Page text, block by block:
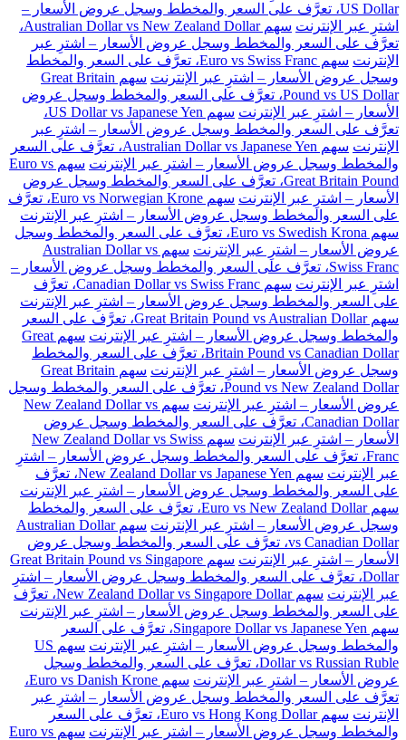
US Dollar، تعرَّف على السعر والمخطط وسجل عروض الأسعار –
اشترِ عبر الإنترنت
سهم Australian Dollar vs New Zealand Dollar،
تعرَّف على السعر والمخطط وسجل عروض الأسعار – اشترِ عبر
الإنترنت
سهم Euro vs Swiss Franc، تعرَّف على السعر والمخطط
وسجل عروض الأسعار – اشترِ عبر الإنترنت
سهم Great Britain
Pound vs US Dollar، تعرَّف على السعر والمخطط وسجل عروض
الأسعار – اشترِ عبر الإنترنت
سهم US Dollar vs Japanese Yen،
تعرَّف على السعر والمخطط وسجل عروض الأسعار – اشترِ عبر
الإنترنت
سهم Australian Dollar vs Japanese Yen، تعرَّف على السعر
والمخطط وسجل عروض الأسعار – اشترِ عبر الإنترنت
سهم Euro vs
Great Britain Pound، تعرَّف على السعر والمخطط وسجل عروض
الأسعار – اشترِ عبر الإنترنت
سهم Euro vs Norwegian Krone، تعرَّف
على السعر والمخطط وسجل عروض الأسعار – اشترِ عبر الإنترنت
سهم Euro vs Swedish Krona، تعرَّف على السعر والمخطط وسجل
عروض الأسعار – اشترِ عبر الإنترنت
سهم Australian Dollar vs
Swiss Franc، تعرَّف على السعر والمخطط وسجل عروض الأسعار –
اشترِ عبر الإنترنت
سهم Canadian Dollar vs Swiss Franc، تعرَّف
على السعر والمخطط وسجل عروض الأسعار – اشترِ عبر الإنترنت
سهم Great Britain Pound vs Australian Dollar، تعرَّف على السعر
والمخطط وسجل عروض الأسعار – اشترِ عبر الإنترنت
سهم Great
Britain Pound vs Canadian Dollar، تعرَّف على السعر والمخطط
وسجل عروض الأسعار – اشترِ عبر الإنترنت
سهم Great Britain
Pound vs New Zealand Dollar، تعرَّف على السعر والمخطط وسجل
عروض الأسعار – اشترِ عبر الإنترنت
سهم New Zealand Dollar vs
Canadian Dollar، تعرَّف على السعر والمخطط وسجل عروض
الأسعار – اشترِ عبر الإنترنت
سهم New Zealand Dollar vs Swiss
Franc، تعرَّف على السعر والمخطط وسجل عروض الأسعار – اشترِ
عبر الإنترنت
سهم New Zealand Dollar vs Japanese Yen، تعرَّف
على السعر والمخطط وسجل عروض الأسعار – اشترِ عبر الإنترنت
سهم Euro vs New Zealand Dollar، تعرَّف على السعر والمخطط
وسجل عروض الأسعار – اشترِ عبر الإنترنت
سهم Australian Dollar
vs Canadian Dollar، تعرَّف على السعر والمخطط وسجل عروض
الأسعار – اشترِ عبر الإنترنت
سهم Great Britain Pound vs Singapore
Dollar، تعرَّف على السعر والمخطط وسجل عروض الأسعار – اشترِ
عبر الإنترنت
سهم New Zealand Dollar vs Singapore Dollar، تعرَّف
على السعر والمخطط وسجل عروض الأسعار – اشترِ عبر الإنترنت
سهم Singapore Dollar vs Japanese Yen، تعرَّف على السعر
والمخطط وسجل عروض الأسعار – اشترِ عبر الإنترنت
سهم US
Dollar vs Russian Ruble، تعرَّف على السعر والمخطط وسجل
عروض الأسعار – اشترِ عبر الإنترنت
سهم Euro vs Danish Krone،
تعرَّف على السعر والمخطط وسجل عروض الأسعار – اشترِ عبر
الإنترنت
سهم Euro vs Hong Kong Dollar، تعرَّف على السعر
والمخطط وسجل عروض الأسعار – اشترِ عبر الإنترنت
سهم Euro vs